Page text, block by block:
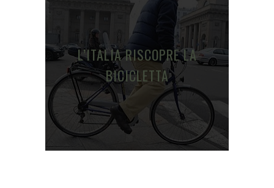
L’ITALIA RISCOPRE LA
BICICLETTA